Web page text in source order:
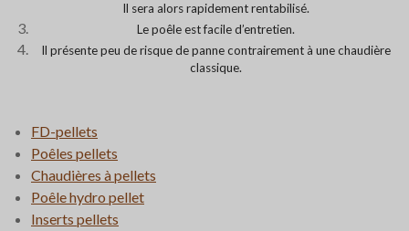
Il sera alors rapidement rentabilisé.
Le poêle est facile d’entretien.
Il présente peu de risque de panne contrairement à une chaudière
classique.
FD-pellets
Poêles pellets
Chaudières à pellets
Poêle hydro pellet
Inserts pellets